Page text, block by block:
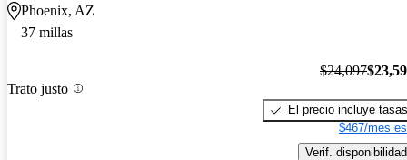
Phoenix, AZ
37 millas
Trato justo
$24,097
El precio incluye tasas
$467/mes
Verif. disponibilidad